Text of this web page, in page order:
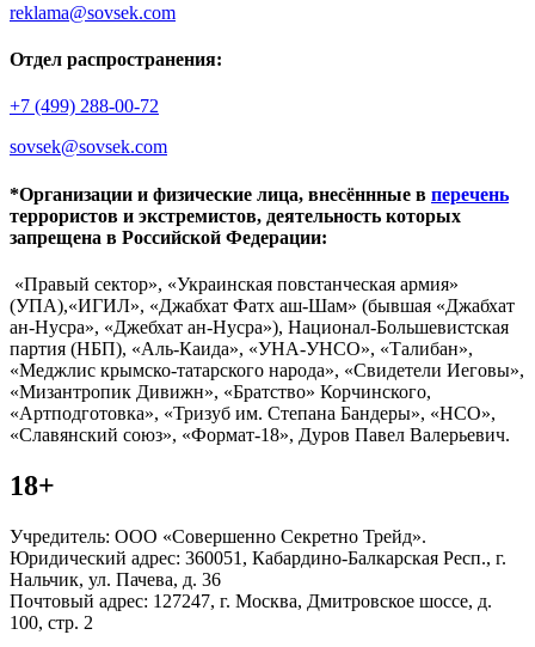
reklama@sovsek.com
Отдел распространения:
+7 (499) 288-00-72
sovsek@sovsek.com
*Организации и физические лица, внесённные в перечень
террористов и экстремистов, деятельность которых
запрещена в Российской Федерации:
«Правый сектор», «Украинская повстанческая армия»
(УПА),«ИГИЛ», «Джабхат Фатх аш-Шам» (бывшая «Джабхат
ан-Нусра», «Джебхат ан-Нусра»), Национал-Большевистская
партия (НБП), «Аль-Каида», «УНА-УНСО», «Талибан»,
«Меджлис крымско-татарского народа», «Свидетели Иеговы»,
«Мизантропик Дивижн», «Братство» Корчинского,
«Артподготовка», «Тризуб им. Степана Бандеры», «НСО»,
«Славянский союз», «Формат-18», Дуров Павел Валерьевич.
18+
Учредитель: ООО «Совершенно Секретно Трейд».
Юридический адрес: 360051, Кабардино-Балкарская Респ., г.
Нальчик, ул. Пачева, д. 36
Почтовый адрес: 127247, г. Москва, Дмитровское шоссе, д.
100, стр. 2